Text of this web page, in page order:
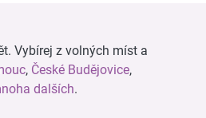
Vybírej z volných míst a
, České Budějovice,
dalších.